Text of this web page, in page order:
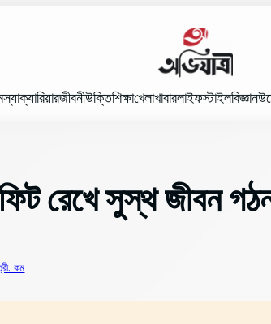
ক্যারিয়ারজীবনীউক্তিশিক্ষাখেলাখাবারলাইফস্টাইলবিজ্ঞান
রেখে সুস্থ জীবন
কম